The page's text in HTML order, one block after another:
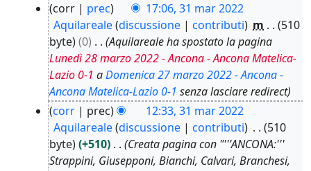
corr prec
17:06, 31 mar 2022
Aquilareale discussione contributi m
510
byte
0
Aquilareale ha spostato la pagina
Lunedì 28 marzo 2022 - Ancona - Ancona Matelica-
Lazio 0-1 aDomenica 27 marzo 2022 - Ancona -
Ancona Matelica-Lazio 0-1 senza lasciare redirect
corr
prec
12:33, 31 mar 2022
Aquilareale discussione contributi
510
byte
+510
Creata pagina con "'''ANCONA:'''
Strappini, Giusepponi, Bianchi, Calvari, Branchesi,